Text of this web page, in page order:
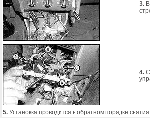
3.
4.
5.Установка проводится в обратном порядке снятия.